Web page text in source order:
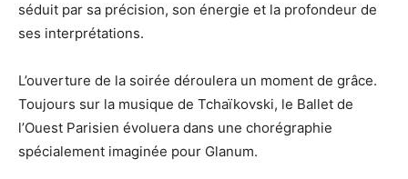
séduit par sa précision, son énergie et la profondeur de
ses interprétations.
L’ouverture de la soirée déroulera un moment de grâce.
Toujours sur la musique de Tchaïkovski, le Ballet de
l’Ouest Parisien évoluera dans une chorégraphie
spécialement imaginée pour Glanum.